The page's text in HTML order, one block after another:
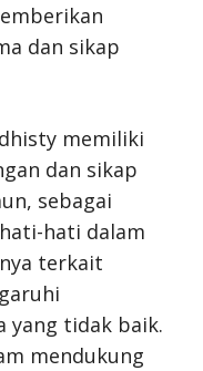
dan sikap
memiliki
dan sikap
sebagai
hati dalam
terkait
yang tidak baik.
mendukung